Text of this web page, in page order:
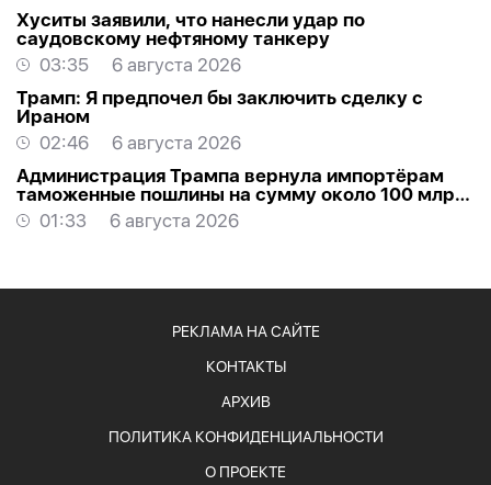
Хуситы заявили, что нанесли удар по
саудовскому нефтяному танкеру
03:35
6 августа 2026
Трамп: Я предпочел бы заключить сделку с
Ираном
02:46
6 августа 2026
Администрация Трампа вернула импортёрам
таможенные пошлины на сумму около 100 млрд
долларов
01:33 6 августа 2026
РЕКЛАМА НА САЙТЕ
КОНТАКТЫ
АРХИВ
ПОЛИТИКА КОНФИДЕНЦИАЛЬНОСТИ
О ПРОЕКТЕ